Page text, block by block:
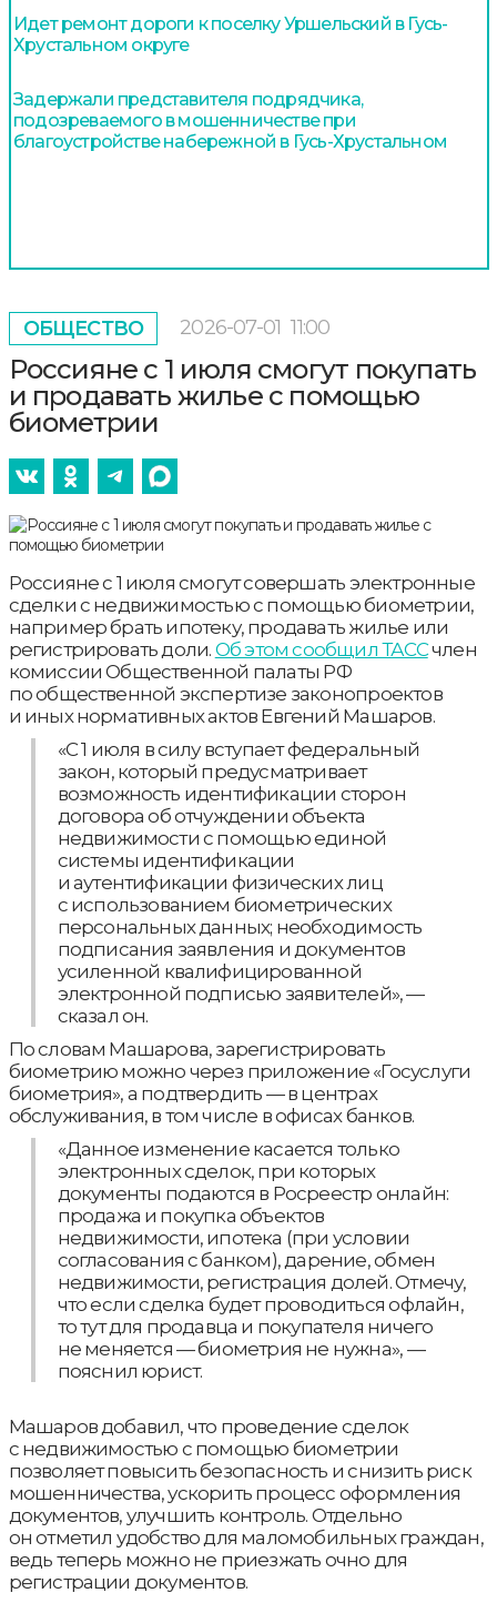
Идет ремонт дороги к поселку Уршельский в Гусь-
Хрустальном округе
Задержали представителя подрядчика,
подозреваемого в мошенничестве при
благоустройстве набережной в Гусь-Хрустальном
ОБЩЕСТВО 2026-07-01 11:00
Россияне с 1 июля смогут покупать
и продавать жилье с помощью
биометрии
Россияне с 1 июля смогут совершать электронные
сделки с недвижимостью с помощью биометрии,
например брать ипотеку, продавать жилье или
регистрировать доли. Об этом сообщил ТАССчлен
комиссии Общественной палаты РФ
по общественной экспертизе законопроектов
и иных нормативных актов Евгений Машаров.
«С 1 июля в силу вступает федеральный
закон, который предусматривает
возможность идентификации сторон
договора об отчуждении объекта
недвижимости с помощью единой
системы идентификации
и аутентификации физических лиц
с использованием биометрических
персональных данных; необходимость
подписания заявления и документов
усиленной квалифицированной
электронной подписью заявителей», —
сказал он.
По словам Машарова, зарегистрировать
биометрию можно через приложение «Госуслуги
биометрия», а подтвердить — в центрах
обслуживания, в том числе в офисах банков.
«Данное изменение касается только
электронных сделок, при которых
документы подаются в Росреестр онлайн:
продажа и покупка объектов
недвижимости, ипотека (при условии
согласования с банком), дарение, обмен
недвижимости, регистрация долей. Отмечу,
что если сделка будет проводиться офлайн,
то тут для продавца и покупателя ничего
не меняется — биометрия не нужна», —
пояснил юрист.
Машаров добавил, что проведение сделок
с недвижимостью с помощью биометрии
позволяет повысить безопасность и снизить риск
мошенничества, ускорить процесс оформления
документов, улучшить контроль. Отдельно
он отметил удобство для маломобильных граждан,
ведь теперь можно не приезжать очно для
регистрации документов.